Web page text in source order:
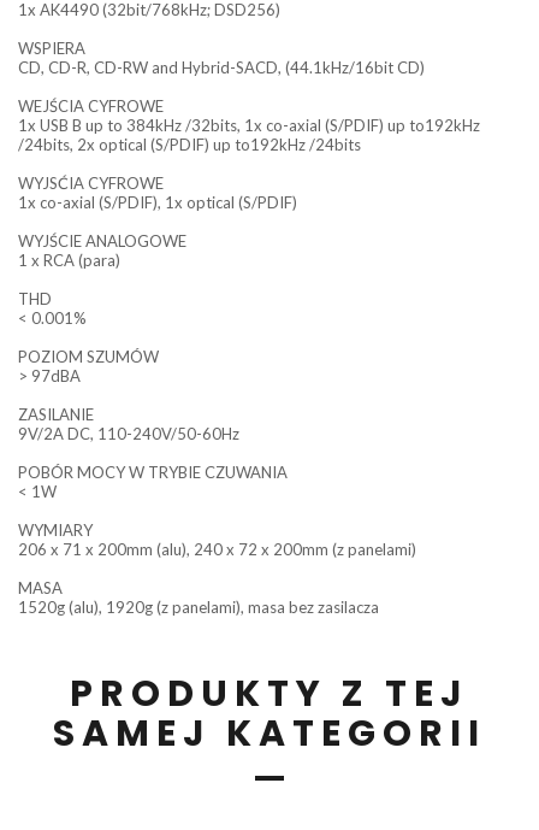
1x AK4490 (32bit/768kHz; DSD256)
WSPIERA
CD, CD-R, CD-RW and Hybrid-SACD, (44.1kHz/16bit CD)
WEJŚCIA CYFROWE
1x USB B up to 384kHz /32bits, 1x co-axial (S/PDIF) up to192kHz
/24bits, 2x optical (S/PDIF) up to192kHz /24bits
WYJSĆIA CYFROWE
1x co-axial (S/PDIF), 1x optical (S/PDIF)
WYJŚCIE ANALOGOWE
1 x RCA (para)
THD
< 0.001%
POZIOM SZUMÓW
> 97dBA
ZASILANIE
9V/2A DC, 110-240V/50-60Hz
POBÓR MOCY W TRYBIE CZUWANIA
< 1W
WYMIARY
206 x 71 x 200mm (alu), 240 x 72 x 200mm (z panelami)
MASA
1520g (alu), 1920g (z panelami), masa bez zasilacza
PRODUKTY Z TEJ
SAMEJ KATEGORII